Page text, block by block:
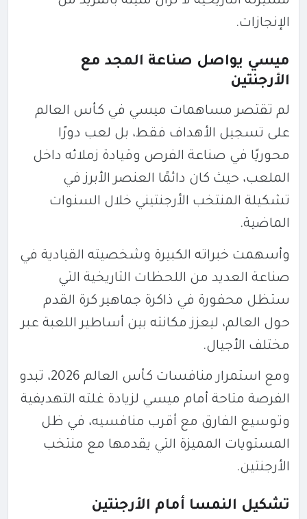
الإنجازات.
ميسي يواصل صناعة المجد مع
الأرجنتين
لم تقتصر مساهمات ميسي في كأس العالم
على تسجيل الأهداف فقط، بل لعب دورًا
محوريًا في صناعة الفرص وقيادة زملائه داخل
الملعب، حيث كان دائمًا العنصر الأبرز في
تشكيلة المنتخب الأرجنتيني خلال السنوات
الماضية.
وأسهمت خبراته الكبيرة وشخصيته القيادية في
صناعة العديد من اللحظات التاريخية التي
ستظل محفورة في ذاكرة جماهير كرة القدم
حول العالم، ليعزز مكانته بين أساطير اللعبة عبر
مختلف الأجيال.
ومع استمرار منافسات كأس العالم 2026، تبدو
الفرصة متاحة أمام ميسي لزيادة غلته التهديفية
وتوسيع الفارق مع أقرب منافسيه، في ظل
المستويات المميزة التي يقدمها مع منتخب
الأرجنتين.
تشكيل النمسا أمام الأرجنتين